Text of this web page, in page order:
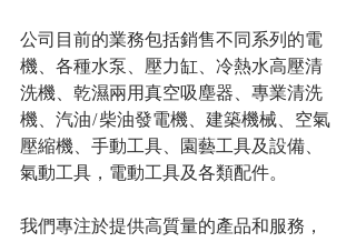
公司目前的業務包括銷售不同系列的電
機、各種水泵、壓力缸、冷熱水高壓清
洗機、乾濕兩用真空吸塵器、專業清洗
機、汽油/柴油發電機、建築機械、空氣
壓縮機、手動工具、園藝工具及設備、
氣動工具，電動工具及各類配件。
我們專注於提供高質量的產品和服務，